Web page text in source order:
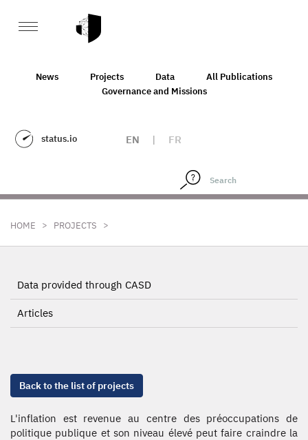
News Projects Data
All Publications
Governance and Missions
status.io EN | FR
HOME > PROJECTS >
Data provided through CASD
Articles
Back to the list of projects
L'inflation est revenue au centre des préoccupations de
politique publique et son niveau élevé peut faire craindre la